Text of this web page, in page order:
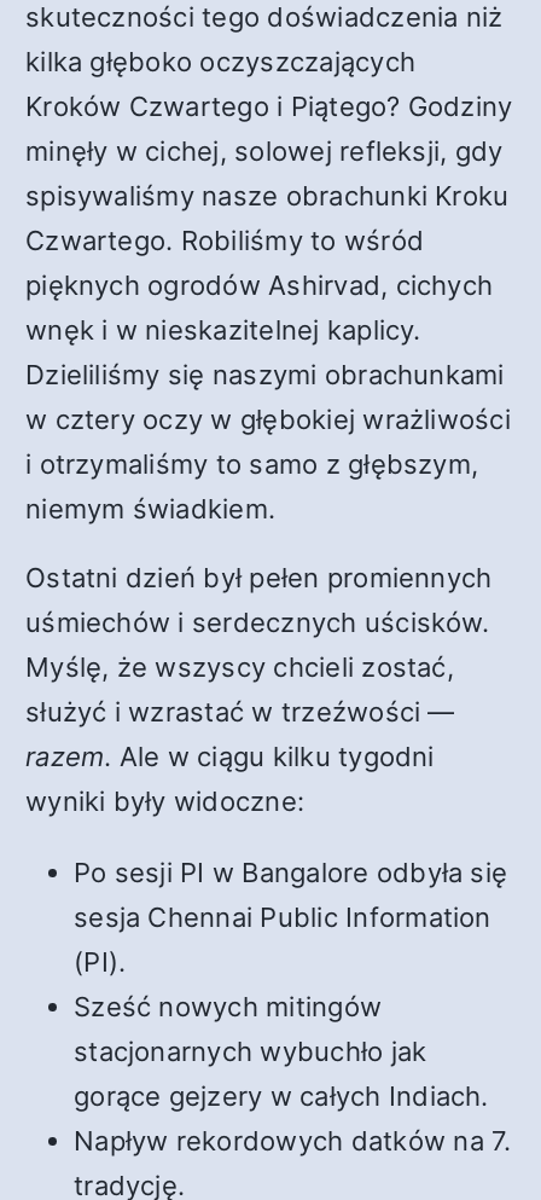
skuteczności tego doświadczenia niż
kilka głęboko oczyszczających
Kroków Czwartego i Piątego? Godziny
minęły w cichej, solowej refleksji, gdy
spisywaliśmy nasze obrachunki Kroku
Czwartego. Robiliśmy to wśród
pięknych ogrodów Ashirvad, cichych
wnęk i w nieskazitelnej kaplicy.
Dzieliliśmy się naszymi obrachunkami
w cztery oczy w głębokiej wrażliwości
i otrzymaliśmy to samo z głębszym,
niemym świadkiem.
Ostatni dzień był pełen promiennych
uśmiechów i serdecznych uścisków.
Myślę, że wszyscy chcieli zostać,
służyć i wzrastać w trzeźwości —
razem. Ale w ciągu kilku tygodni
wyniki były widoczne:
Po sesji PI w Bangalore odbyła się
sesja Chennai Public Information
(PI).
Sześć nowych mitingów
stacjonarnych wybuchło jak
gorące gejzery w całych Indiach.
Napływ rekordowych datków na 7.
tradycję.